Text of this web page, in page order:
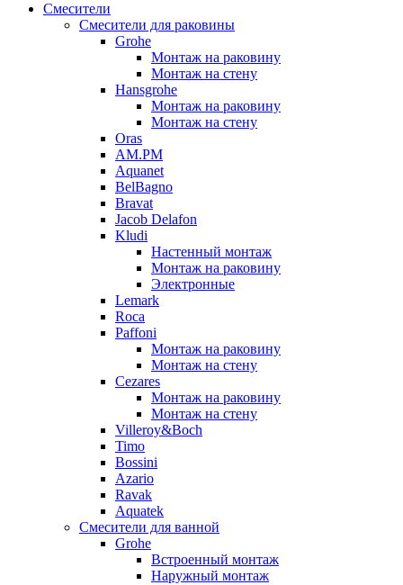
Смесители
Смесители для раковины
Grohe
Монтаж на раковину
Монтаж на стену
Hansgrohe
Монтаж на раковину
Монтаж на стену
Oras
AM.PM
Aquanet
BelBagno
Bravat
Jacob Delafon
Kludi
Настенный монтаж
Монтаж на раковину
Электронные
Lemark
Roca
Paffoni
Монтаж на раковину
Монтаж на стену
Cezares
Монтаж на раковину
Монтаж на стену
Villeroy&Boch
Timo
Bossini
Azario
Ravak
Aquatek
Смесители для ванной
Grohe
Встроенный монтаж
Наружный монтаж